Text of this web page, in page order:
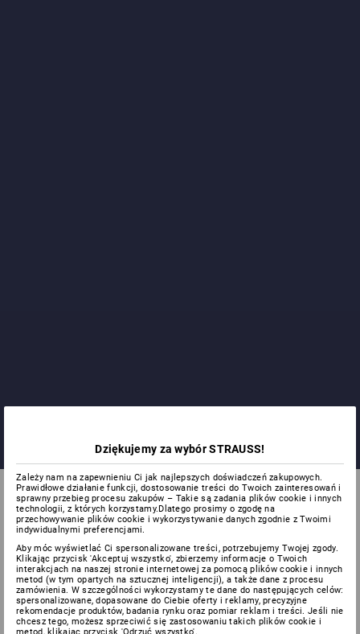
DLA
Dziękujemy za wybór STRAUSS!
Zależy nam na zapewnieniu Ci jak najlepszych doświadczeń zakupowych.
Prawidłowe działanie funkcji, dostosowanie treści do Twoich zainteresowań i
sprawny przebieg procesu zakupów – Takie są zadania plików cookie i innych
technologii, z których korzystamy.Dlatego prosimy o zgodę na
przechowywanie plików cookie i wykorzystywanie danych zgodnie z Twoimi
indywidualnymi preferencjami.
Aby móc wyświetlać Ci spersonalizowane treści, potrzebujemy Twojej zgody.
Klikając przycisk 'Akceptuj wszystko', zbierzemy informacje o Twoich
interakcjach na naszej stronie internetowej za pomocą plików cookie i innych
metod (w tym opartych na sztucznej inteligencji), a także dane z procesu
zamówienia. W szczególności wykorzystamy te dane do następujących celów:
spersonalizowane, dopasowane do Ciebie oferty i reklamy, precyzyjne
rekomendacje produktów, badania rynku oraz pomiar reklam i treści. Jeśli nie
chcesz tego, możesz sprzeciwić się zastosowaniu takich plików cookie i
metod, klikając przycisk 'Odrzuć wszystko'.